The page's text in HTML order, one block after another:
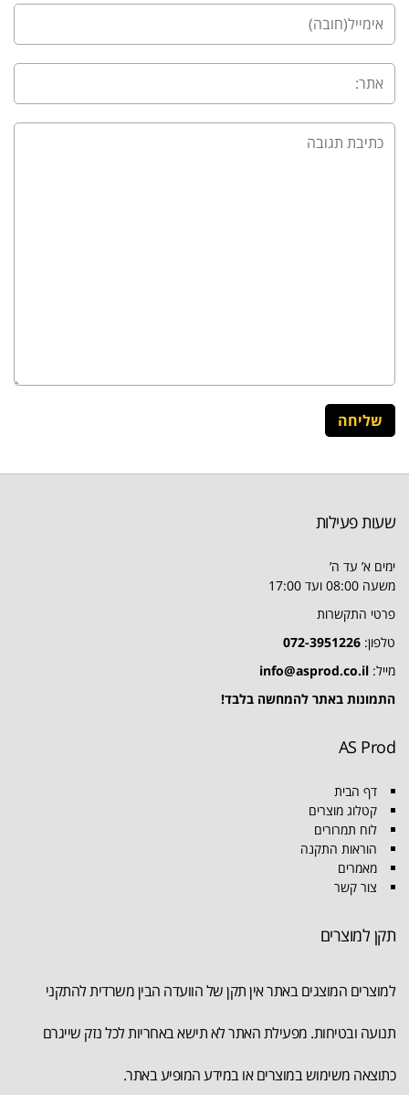
שעות פעילות
ימים א’ עד ה’
משעה 08:00 ועד 17:00
פרטי התקשרות
טלפון: 072-3951226
מייל: info@asprod.co.il
התמונות באתר להמחשה בלבד!
AS Prod
דף הבית
קטלוג מוצרים
לוח תמרורים
הוראות התקנה
מאמרים
צור קשר
תקן למוצרים
למוצרים המוצגים באתר אין תקן של הוועדה הבין משרדית להתקני
תנועה ובטיחות. מפעילת האתר לא תישא באחריות לכל נזק שייגרם
כתוצאה משימוש במוצרים או במידע המופיע באתר.